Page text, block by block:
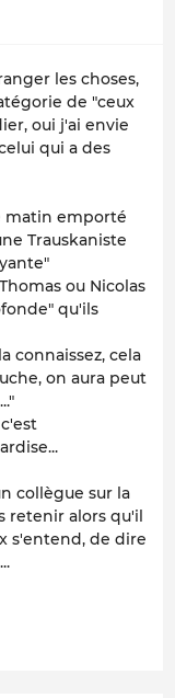
les choses,
de "ceux
oui j'ai envie
qui a des
matin emporté
Trauskaniste
ou Nicolas
qu'ils
connaissez, cela
on aura peut
collègue sur la
retenir alors qu'il
s'entend, de dire